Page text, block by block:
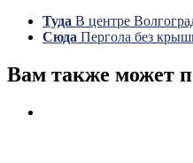
Туда В центре
Сюда Пергола без
Вам также может